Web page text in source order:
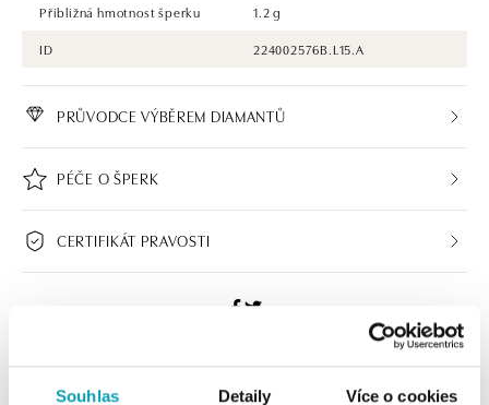
Souhlas Detaily Více o cookies
Přibližná hmotnost šperku
1.2 g
ID
224002576B.L15.A
PRŮVODCE VÝBĚREM DIAMANTŮ
PÉČE O ŠPERK
CERTIFIKÁT PRAVOSTI
ALO BUTIKY